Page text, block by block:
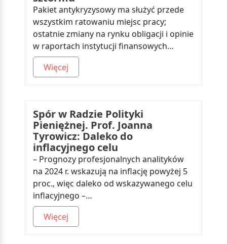
Pakiet antykryzysowy ma służyć przede
wszystkim ratowaniu miejsc pracy;
ostatnie zmiany na rynku obligacji i opinie
w raportach instytucji finansowych…
Więcej
Spór w Radzie Polityki
Pieniężnej. Prof. Joanna
Tyrowicz: Daleko do
inflacyjnego celu
– Prognozy profesjonalnych analityków
na 2024 r. wskazują na inflację powyżej 5
proc., więc daleko od wskazywanego celu
inflacyjnego –…
Więcej